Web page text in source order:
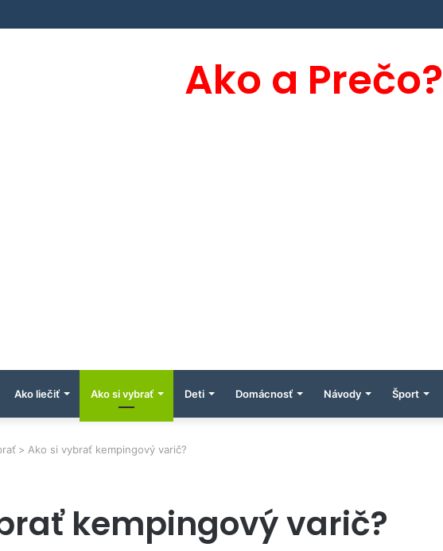
Ako a Prečo?
Ako liečiť Ako si vybrať Deti Domácnosť Návody Šport
> Ako si vybrať kempingový varič?
kempingový varič?